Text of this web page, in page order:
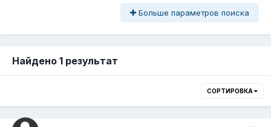
Больше параметров поиска
Найдено 1 результат
СОРТИРОВКА